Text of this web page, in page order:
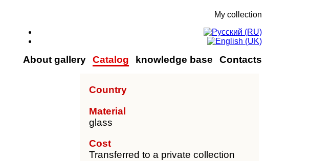
My collection
About gallery Catalog knowledge base Contacts
Country
Material
glass
Cost
Transferred to a private collection